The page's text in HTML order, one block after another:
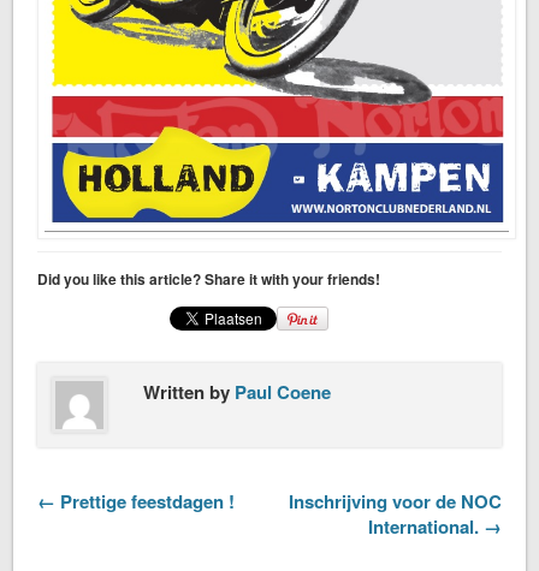
Did you like this article? Share it with your friends!
Written by Paul Coene
← Prettige feestdagen !
Inschrijving voor de NOC
International. →